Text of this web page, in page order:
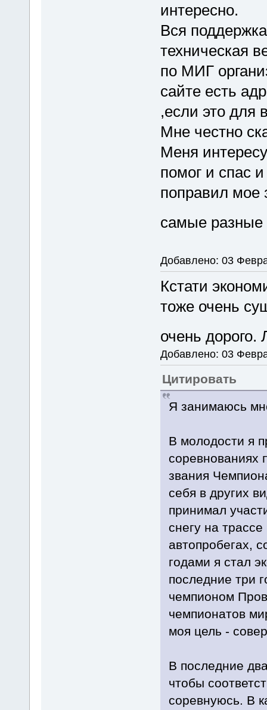
интересно.
Вся
техническая
по МИГ
сайте есть
,если это для
Мне честно
Меня
помог и спас
поправил мое
самые
Добавлено: 03
Кстати
тоже очень
очень
Добавлено: 03
Цитировать
Я занимаюсь
В молодости я
соревнованиях
звания
себя в других
принимал
снегу на
автопробегах,
годами я стал
последние три
чемпионом
чемпионатов
моя цель -
В последние
чтобы
соревнуюсь. В